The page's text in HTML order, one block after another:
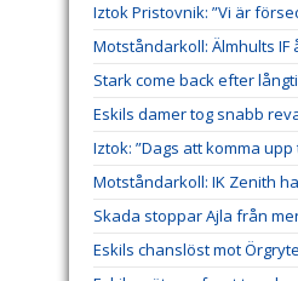
Iztok Pristovnik: ”Vi är
Motståndarkoll: Älmhults
Stark come back efter
Eskils damer tog snabb
Iztok: ”Dags att komma upp
Motståndarkoll: IK Zenith
Skada stoppar Ajla från
Eskils chanslöst mot